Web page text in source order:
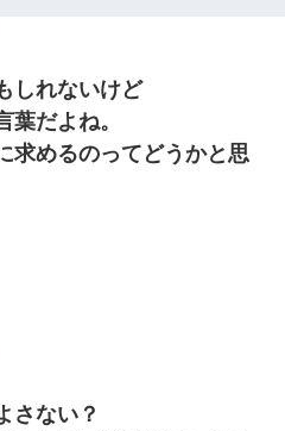
しれないけど
葉だよね。
求めるのってどうかと思
さない？